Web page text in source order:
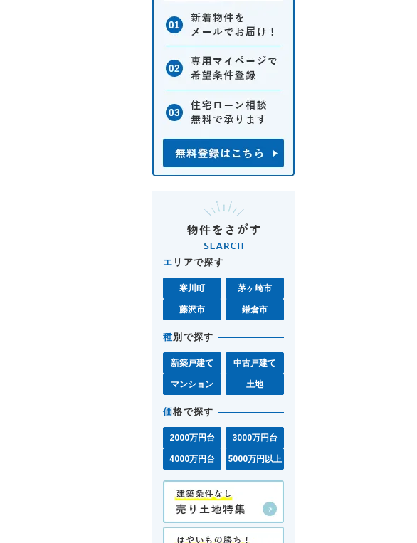
エ リアで探す
寒川町 茅ヶ崎市
藤沢市 鎌倉市
種別で探す
新築戸建て 中古戸建て
マンション 土地
価格で探す
2000万円台 3000万円台
4000万円台 5000万円以上